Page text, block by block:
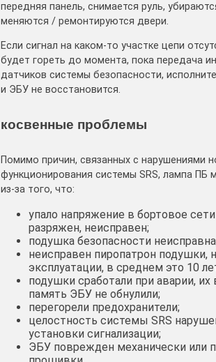
передняя панель, снимается руль,
меняются / ремонтируются двери.
Если сигнал на каком-то участке цепи
будет гореть до момента, пока передача
датчиков системы безопасности,
и ЭБУ не восстановится.
косвенные проблемы
Помимо причин, связанных с нарушениями
функционирования системы SRS, лампа ПБ
из-за того, что:
упало напряжение в бортовое
разряжен, неисправен;
подушка безопасности
неисправен пиропатрон подушки,
эксплуатации, в среднем это 10
подушки сработали при аварии, их
память ЭБУ не обнулили;
перегорели предохранители;
целостность системы SRS
установки сигнализации;
ЭБУ поврежден механически или